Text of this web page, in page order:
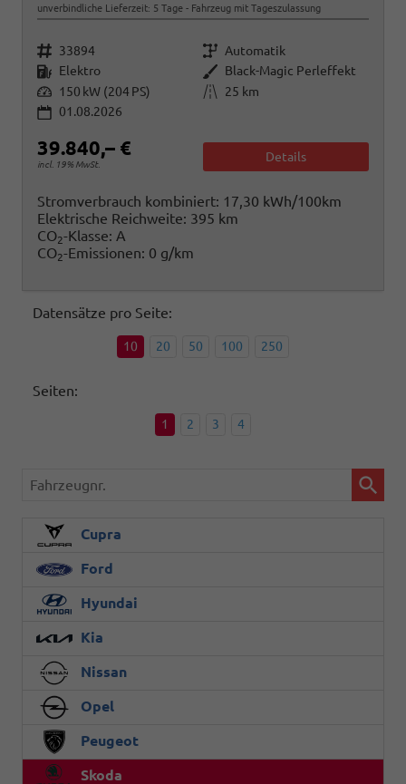
unverbindliche Lieferzeit: 5 Tage Fahrzeug mit Tageszulassung
Fahrzeugnr. 33894 Getriebe Automatik
Kraftstoff Elektro Außenfarbe Black-Magic Perleffekt
Leistung 150 kW (204 PS) Kilometerstand
25 km
01.08.2026
39.840,– €
incl. 19% MwSt.
Details
Stromverbrauch kombiniert: 17,30 kWh/100km
Elektrische Reichweite: 395 km
CO2-Klasse: A
CO2-Emissionen: 0 g/km
Datensätze pro Seite:
10 20 50 100 250
Seiten:
1 2 3 4
Fahrzeugnr.
Cupra
Ford
Hyundai
Kia
Nissan
Opel
Peugeot
Skoda